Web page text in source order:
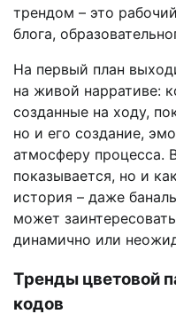
трендом – это
блога,
На первый план
на живой нарративе:
созданные на ходу,
но и его создание,
атмосферу процесса.
показывается, но и
история – даже
может
динамично или
Тренды цветовой
кодов